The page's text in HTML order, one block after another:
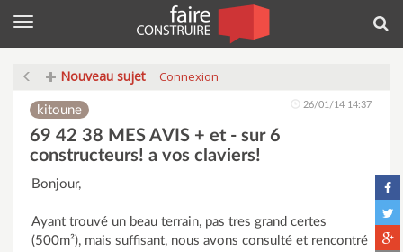
Menu
Nouveau sujet Connexion
kitoune 26/01/14 14:37
69 42 38 MES AVIS + et - sur 6
constructeurs! a vos claviers!
Bonjour,
Ayant trouvé un beau terrain, pas tres grand certes
(500m²), mais suffisant, nous avons consulté et rencontré